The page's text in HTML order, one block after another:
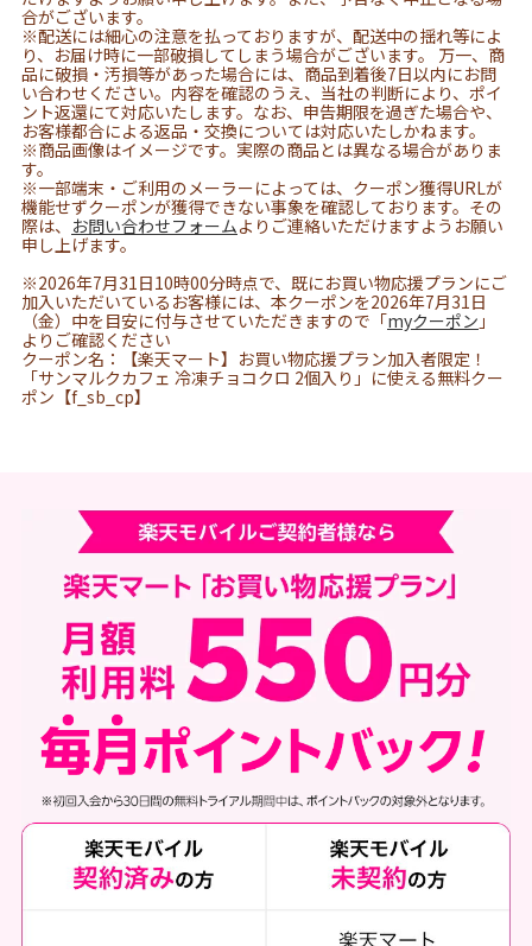
合がございます。
※配送には細心の注意を払っておりますが、配送中の揺れ等によ
り、お届け時に一部破損してしまう場合がございます。 万一、商
品に破損・汚損等があった場合には、商品到着後7日以内にお問
い合わせください。内容を確認のうえ、当社の判断により、ポイ
ント返還にて対応いたします。なお、申告期限を過ぎた場合や、
お客様都合による返品・交換については対応いたしかねます。
※商品画像はイメージです。実際の商品とは異なる場合がありま
す。
※一部端末・ご利用のメーラーによっては、クーポン獲得URLが
機能せずクーポンが獲得できない事象を確認しております。その
際は、 お問い合わせフォームよりご連絡いただけますようお願い
申し上げます。
※2026年7月31日10時00分時点で、既にお買い物応援プランにご
加入いただいているお客様には、本クーポンを2026年7月31日
（金）中を目安に付与させていただきますので「myクーポン 」
よりご確認ください
クーポン名：【楽天マート】お買い物応援プラン加入者限定！
「サンマルクカフェ 冷凍チョコクロ 2個入り」に使える無料クー
ポン【f_sb_cp】